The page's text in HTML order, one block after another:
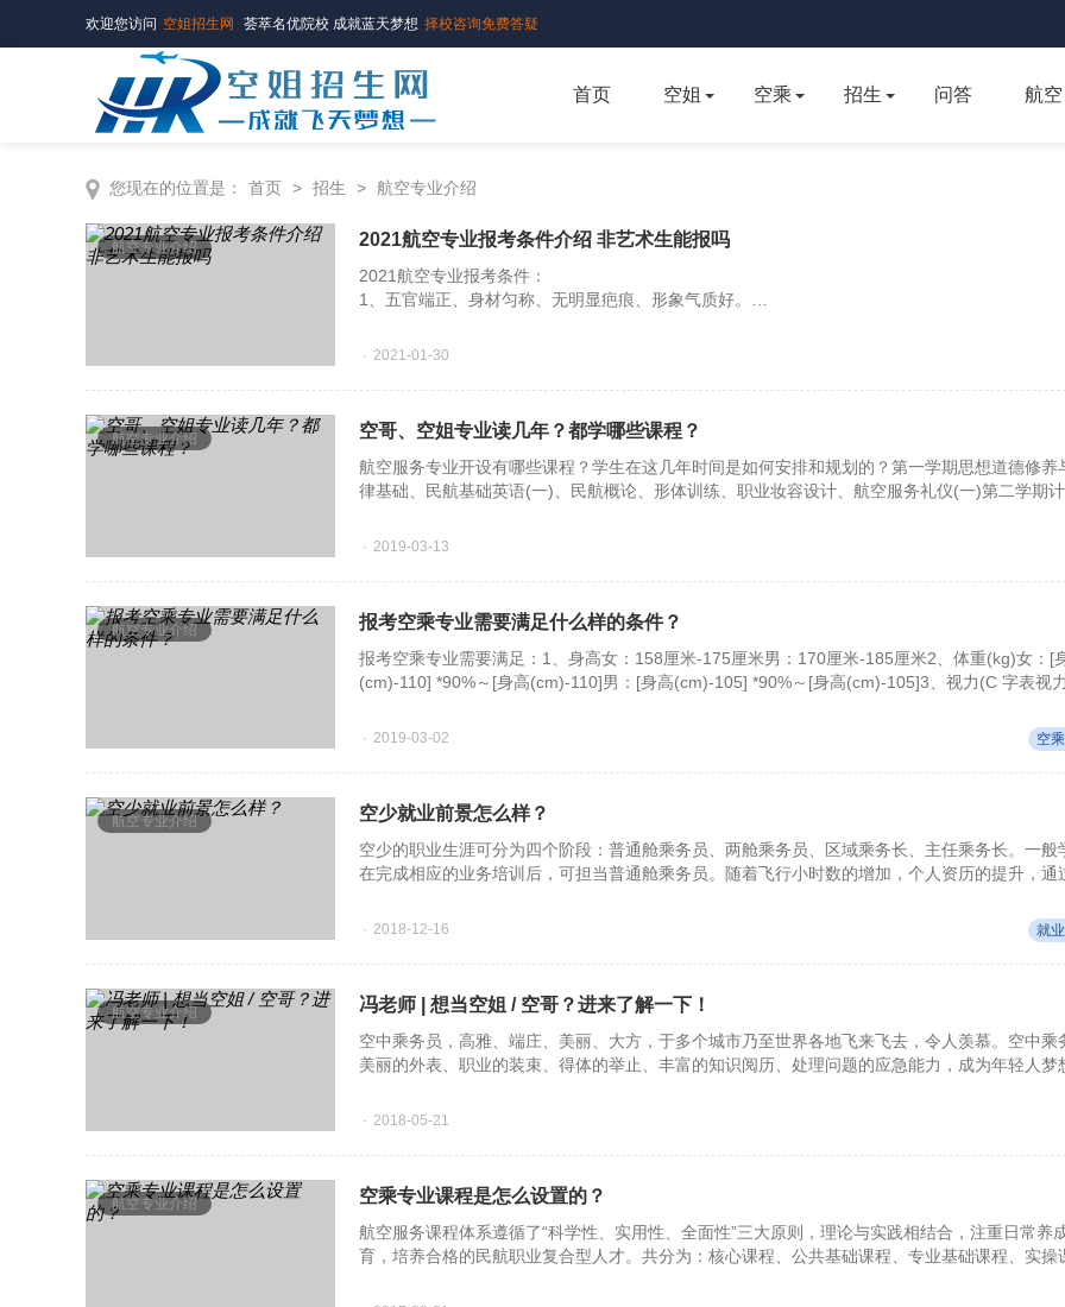
欢迎您访问 空姐招生网 荟萃名优院校 成就蓝天梦想 择校咨询免费答疑
首页 空姐 空乘 招生 问答 航空
您现在的位置是： 首页 > 招生 > 航空专业介绍
2021航空专业报考条件介绍 非艺术生能报吗
2021航空专业报考条件：
1、五官端正、身材匀称、无明显疤痕、形象气质好。
3、男生双眼裸视C字表0.7以上，女生双眼矫正视力0.5以上，无色盲、色弱。
非艺术
2021-01-30
航空专业介绍
空哥、空姐专业读几年？都学哪些课程？
航空服务专业开设有哪些课程？学生在这几年时间是如何安排和规划的？第一学期思想道德修养
律基础、民航基础英语(一)、民航概论、形体训练、职业妆容设计、航空服务礼仪(一)第二学期计
2019-03-13
航空专业介绍
报考空乘专业需要满足什么样的条件？
报考空乘专业需要满足：1、身高女：158厘米-175厘米男：170厘米-185厘米2、体重(kg)女：[
(cm)-110] *90%～[身高(cm)-110]男：[身高(cm)-105] *90%～[身高(cm)-105]3、视力(C 字表视力
2019-03-02 空
航空专业介绍
空少就业前景怎么样？
空少的职业生涯可分为四个阶段：普通舱乘务员、两舱乘务员、区域乘务长、主任乘务长。一般
在完成相应的业务培训后，可担当普通舱乘务员。随着飞行小时数的增加，个人资历的提升，通
2018-12-16 就
航空专业介绍
冯老师 | 想当空姐 / 空哥？进来了解一下！
空中乘务员，高雅、端庄、美丽、大方，于多个城市乃至世界各地飞来飞去，令人羡慕。空中乘
美丽的外表、职业的装束、得体的举止、丰富的知识阅历、处理问题的应急能力，成为年轻人梦
2018-05-21
航空专业介绍
空乘专业课程是怎么设置的？
航空服务课程体系遵循了“科学性、实用性、全面性”三大原则，理论与实践相结合，注重日常养
育，培养合格的民航职业复合型人才。共分为：核心课程、公共基础课程、专业基础课程、实操
航空专业介绍